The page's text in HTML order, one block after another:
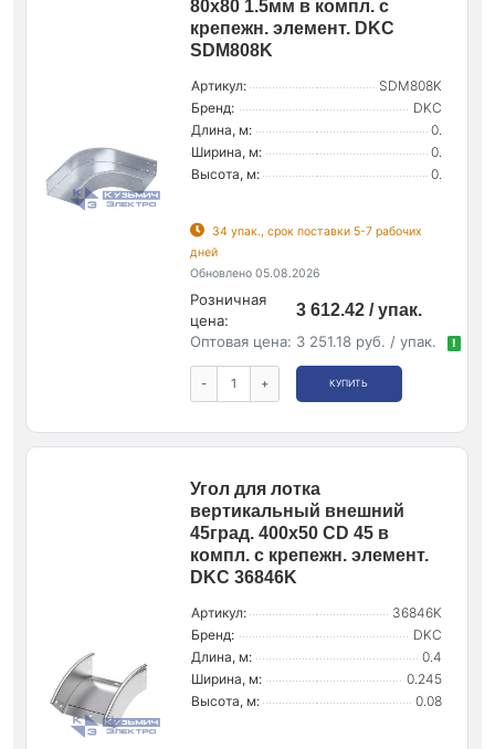
80х80 1.5мм в компл. с
крепежн. элемент. DKC
SDM808K
Артикул:
SDM808K
Бренд:
DKC
Длина, м:
0.
Ширина, м:
0.
Высота, м:
0.
34 упак., срок поставки 5-7 рабочих
дней
Обновлено 05.08.2026
Розничная
цена:
3 612.42 / упак.
Оптовая цена: 3 251.18 руб. / упак. !
- + КУПИТЬ
Угол для лотка
вертикальный внешний
45град. 400х50 CD 45 в
компл. с крепежн. элемент.
DKC 36846K
Артикул:
36846K
Бренд:
DKC
Длина, м:
0.4
Ширина, м:
0.245
Высота, м:
0.08